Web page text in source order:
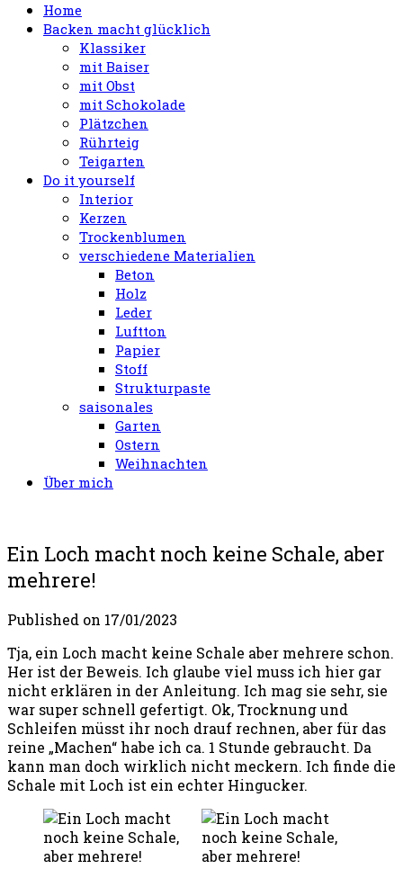
Home
Backen macht glücklich
Klassiker
mit Baiser
mit Obst
mit Schokolade
Plätzchen
Rührteig
Teigarten
Do it yourself
Interior
Kerzen
Trockenblumen
verschiedene Materialien
Beton
Holz
Leder
Luftton
Papier
Stoff
Strukturpaste
saisonales
Garten
Ostern
Weihnachten
Über mich
Ein Loch macht noch keine Schale, aber
mehrere!
Published on 17/01/2023
Tja, ein Loch macht keine Schale aber mehrere schon.
Her ist der Beweis. Ich glaube viel muss ich hier gar
nicht erklären in der Anleitung. Ich mag sie sehr, sie
war super schnell gefertigt. Ok, Trocknung und
Schleifen müsst ihr noch drauf rechnen, aber für das
reine „Machen“ habe ich ca. 1 Stunde gebraucht. Da
kann man doch wirklich nicht meckern. Ich finde die
Schale mit Loch ist ein echter Hingucker.